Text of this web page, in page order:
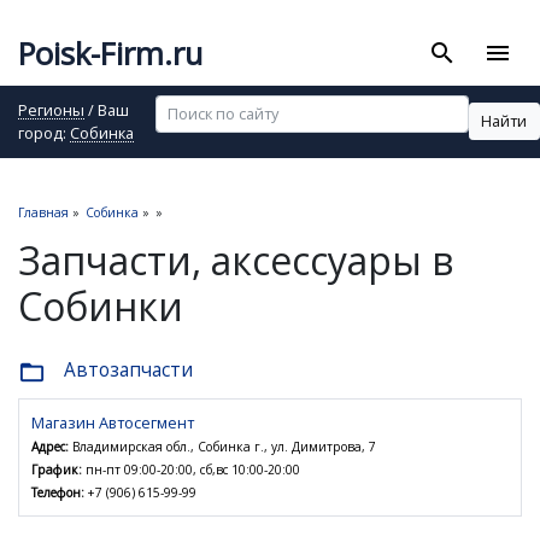
Poisk-Firm.ru search menu
Регионы / Ваш
город: Собинка
Найти
Главная » Собинка » »
Запчасти, аксессуары в
Собинки
folder_open Автозапчасти
Магазин Автосегмент
Адрес: Владимирская обл., Собинка г., ул. Димитрова, 7
График: пн-пт 09:00-20:00, сб,вс 10:00-20:00
Телефон: +7 (906) 615-99-99